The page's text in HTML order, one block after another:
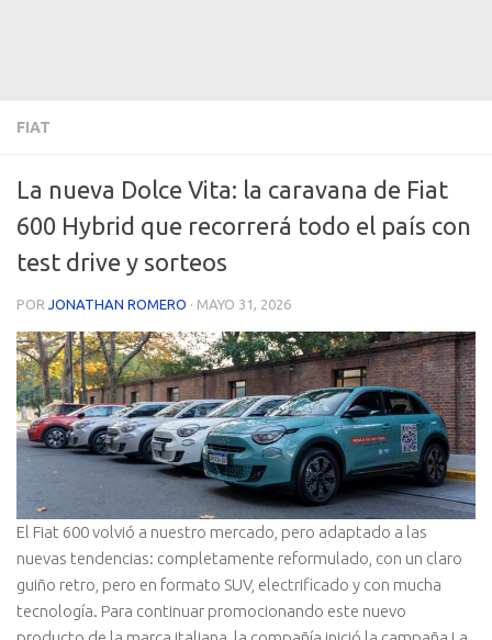
FIAT
La nueva Dolce Vita: la caravana de Fiat
600 Hybrid que recorrerá todo el país con
test drive y sorteos
POR JONATHAN ROMERO · MAYO 31, 2026
El Fiat 600 volvió a nuestro mercado, pero adaptado a las
nuevas tendencias: completamente reformulado, con un claro
guiño retro, pero en formato SUV, electrificado y con mucha
tecnología. Para continuar promocionando este nuevo